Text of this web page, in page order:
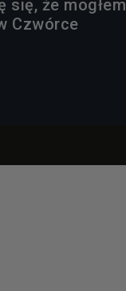
że mogłem
Czwórce